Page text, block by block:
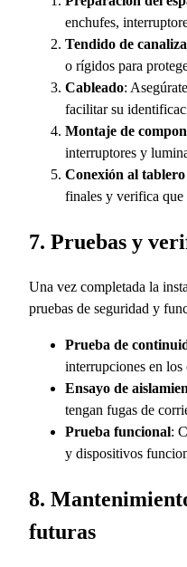
enchufes,
Tendido de
o rígidos para
Cableado:
facilitar su
Montaje de
interruptores y
Conexión al
finales y verifica que
7. Pruebas y
Una vez completada la
pruebas de seguridad y
Prueba de
interrupciones en los
Ensayo de
tengan fugas de
Prueba funcional:
y dispositivos
8.
futuras